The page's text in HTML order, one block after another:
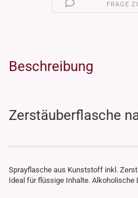
FRAGE
Beschreibung
Zerstäuberflasche
Sprayflasche aus Kunststoff inkl.
Ideal für flüssige Inhalte. Alkoholische